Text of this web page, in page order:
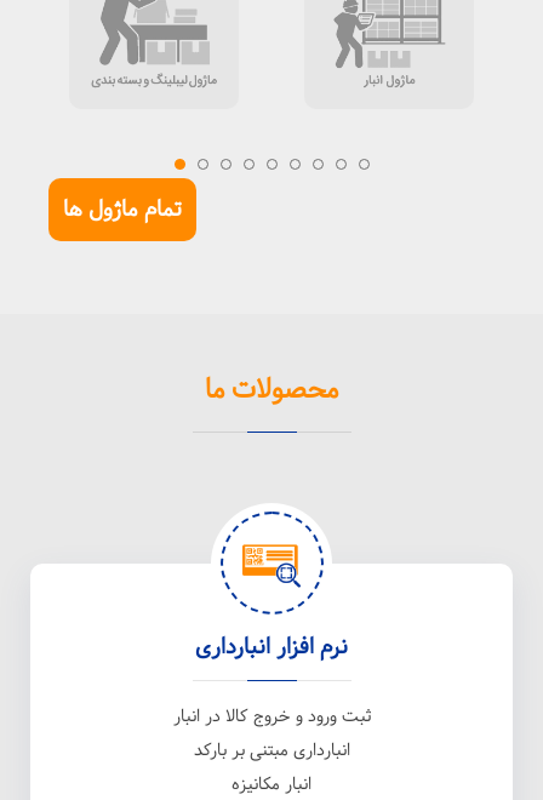
تمام ماژول ها
محصولات ما
نرم افزار انبارداری
ثبت ورود و خروج کالا در انبار
انبارداری مبتنی بر بارکد
انبار مکانیزه